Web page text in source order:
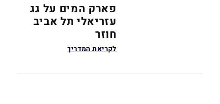
פארק המים על גג
עזריאלי תל אביב
חוזר
לקריאת המדריך